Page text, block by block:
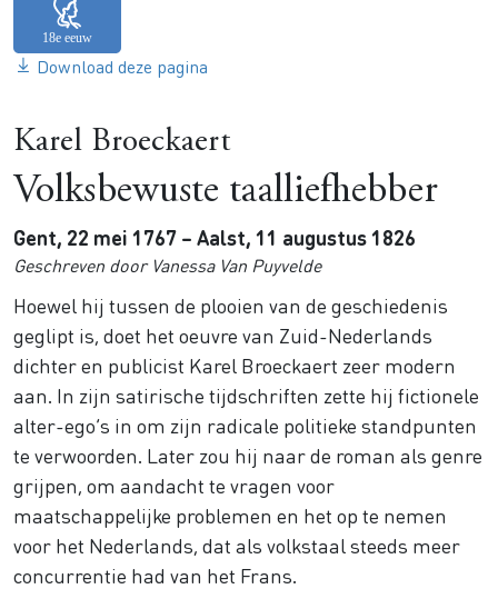
Download deze pagina
Karel Broeckaert
Volksbewuste taalliefhebber
Gent, 22 mei 1767 – Aalst, 11 augustus 1826
Geschreven door Vanessa Van Puyvelde
Hoewel hij tussen de plooien van de geschiedenis
geglipt is, doet het oeuvre van Zuid-Nederlands
dichter en publicist Karel Broeckaert zeer modern
aan. In zijn satirische tijdschriften zette hij fictionele
alter-ego’s in om zijn radicale politieke standpunten
te verwoorden. Later zou hij naar de roman als genre
grijpen, om aandacht te vragen voor
maatschappelijke problemen en het op te nemen
voor het Nederlands, dat als volkstaal steeds meer
concurrentie had van het Frans.